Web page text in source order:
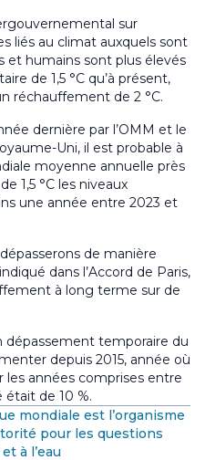
sur
liés au climat auxquels sont
et humains sont plus élevés
de 1,5 °C qu’à présent,
réchauffement de 2 °C.
dernière par l’OMM et le
Uni, il est probable à
moyenne annuelle près
1,5 °C les niveaux
une année entre 2023 et
de manière
dans l’Accord de Paris,
à long terme sur de
dépassement temporaire du
depuis 2015, année où
les années comprises entre
était de 10 %.
mondiale est l’organisme
pour les questions
à l’eau